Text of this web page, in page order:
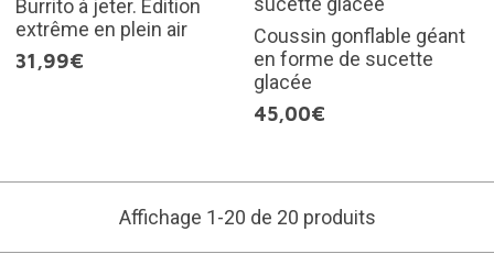
Burrito à jeter. Édition
extrême en plein air
31,99€
Coussin gonflable géant
en forme de sucette
glacée
45,00€
Affichage 1-20 de 20 produits